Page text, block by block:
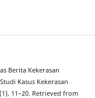
Berita Kekerasan
Kasus Kekerasan
11–20. Retrieved from